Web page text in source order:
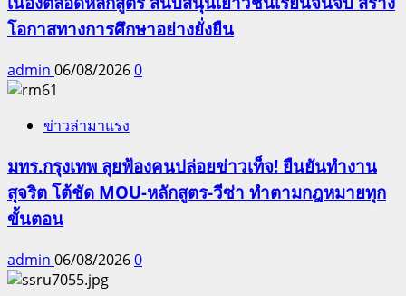
โอกาสทางการศึกษาอย่างยั่งยืน
admin 06/08/20260
ข่าวล่ามาแรง
มทร.กรุงเทพ ลุยฟ้องคนปล่อยข่าวเท็จ! ยืนยันทำงาน
สุจริต โต้ชัด MOU-หลักสูตร-วีซ่า ทำตามกฎหมายทุก
ขั้นตอน
admin 06/08/20260